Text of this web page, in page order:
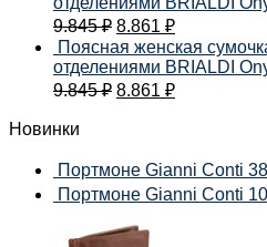
9.845₽ 8.861 ₽
Поясная женская
отделениями BRIALDI
9.845₽ 8.861 ₽
Новинки
Портмоне Gianni Conti
Портмоне Gianni Conti